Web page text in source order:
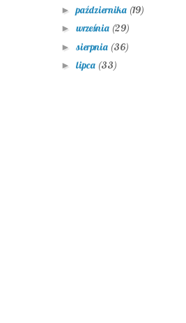
►października (19)
► września (29)
► sierpnia (36)
► lipca (33)